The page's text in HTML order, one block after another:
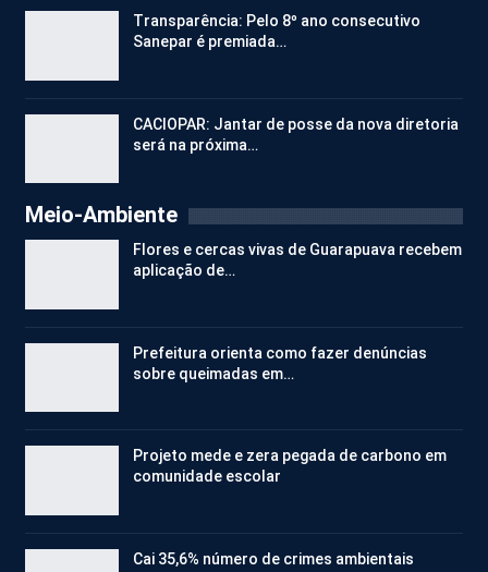
Transparência: Pelo 8º ano consecutivo
Sanepar é premiada…
CACIOPAR: Jantar de posse da nova diretoria
será na próxima…
Meio-Ambiente
Flores e cercas vivas de Guarapuava recebem
aplicação de…
Prefeitura orienta como fazer denúncias
sobre queimadas em…
Projeto mede e zera pegada de carbono em
comunidade escolar
Cai 35,6% número de crimes ambientais